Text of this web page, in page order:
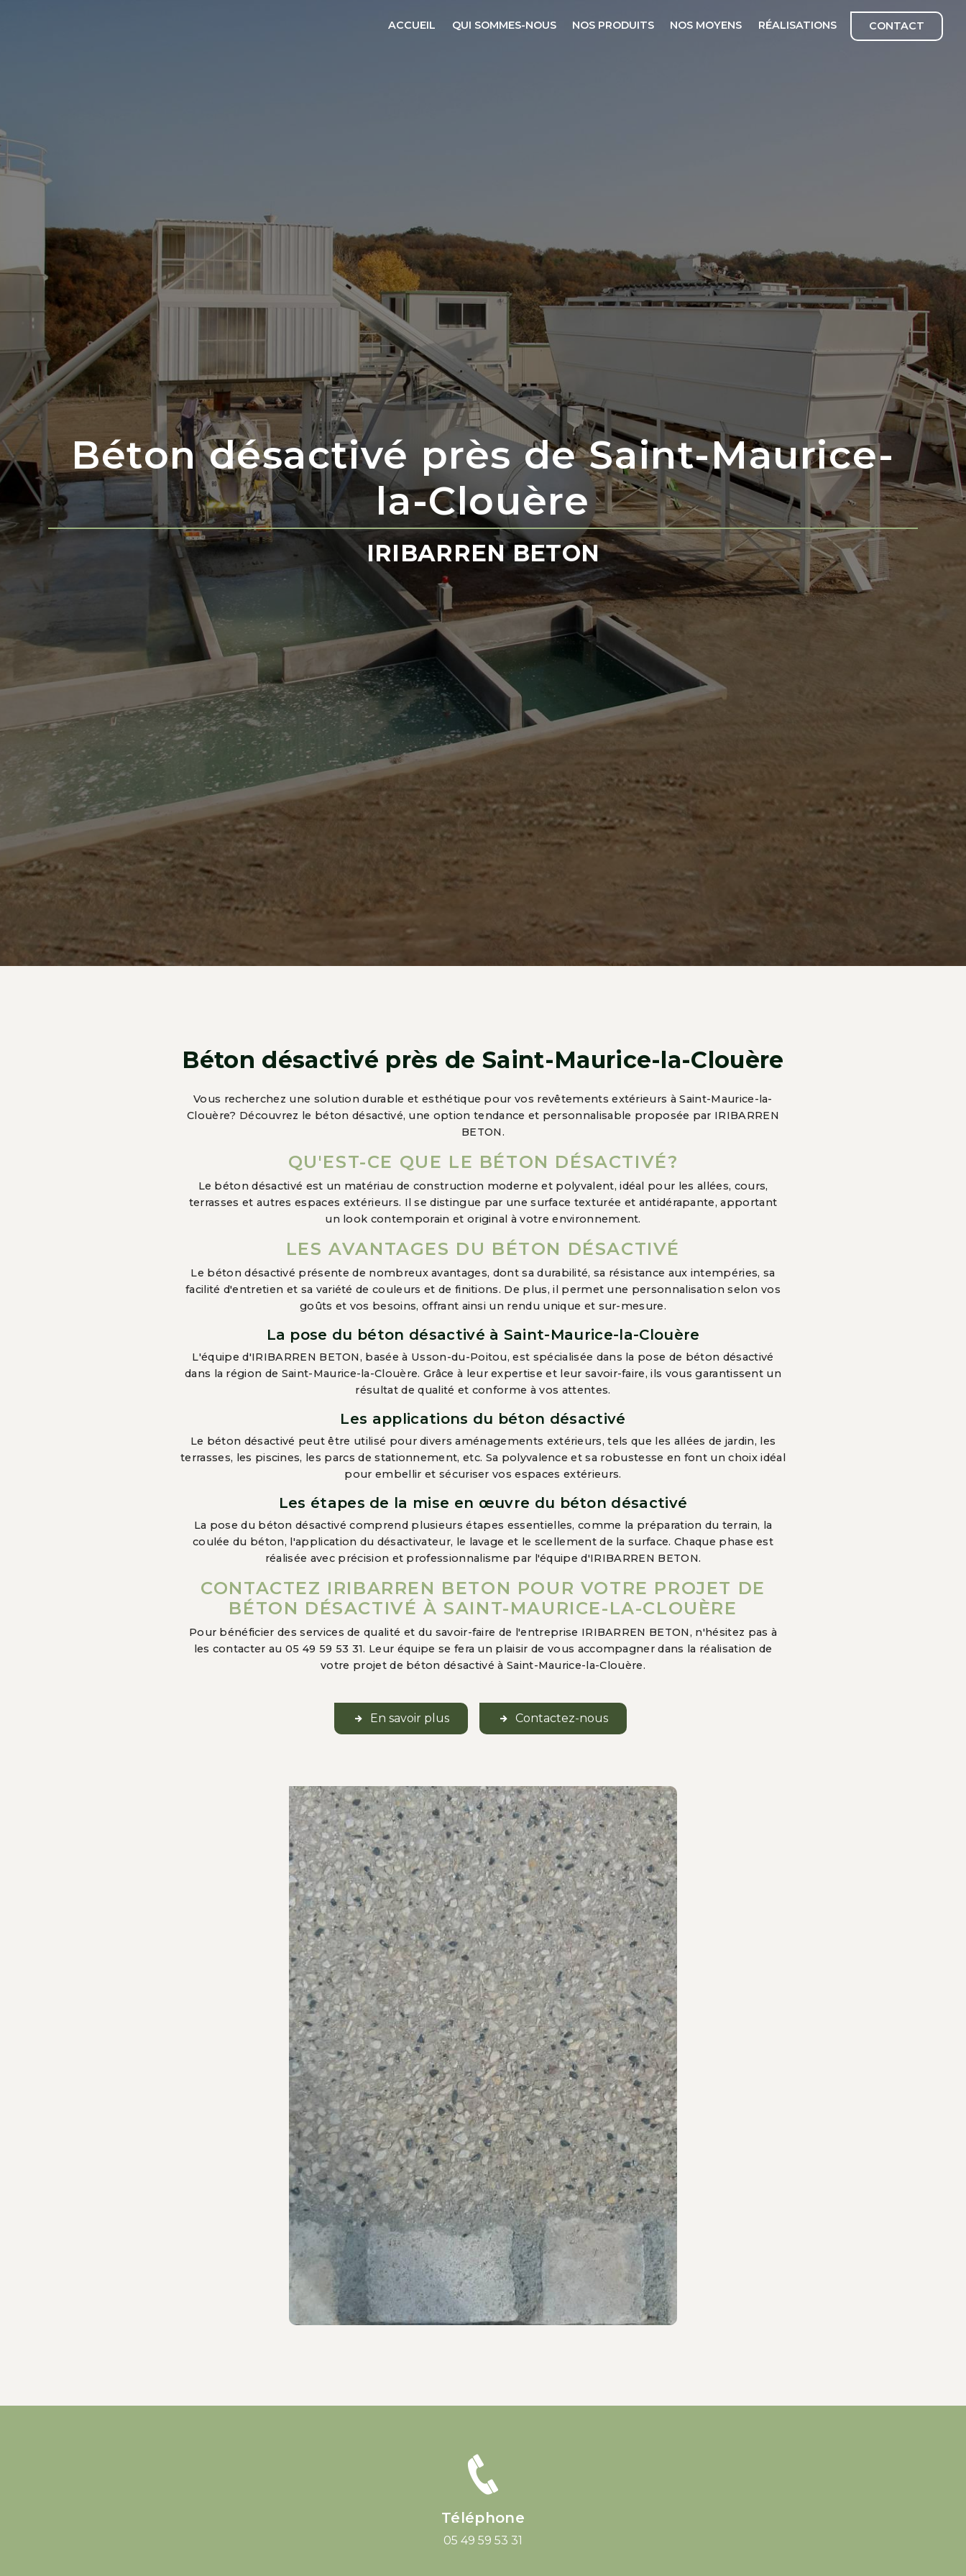
ACCUEIL QUI SOMMES-NOUS NOS PRODUITS NOS MOYENS RÉALISATIONS CONTACT
Béton désactivé près de Saint-Maurice-
la-Clouère
IRIBARREN BETON
Béton désactivé près de Saint-Maurice-la-Clouère
Vous recherchez une solution durable et esthétique pour vos revêtements extérieurs à Saint-Maurice-la-
Clouère? Découvrez le béton désactivé, une option tendance et personnalisable proposée par IRIBARREN
BETON.
QU'EST-CE QUE LE BÉTON DÉSACTIVÉ?
Le béton désactivé est un matériau de construction moderne et polyvalent, idéal pour les allées, cours,
terrasses et autres espaces extérieurs. Il se distingue par une surface texturée et antidérapante, apportant
un look contemporain et original à votre environnement.
LES AVANTAGES DU BÉTON DÉSACTIVÉ
Le béton désactivé présente de nombreux avantages, dont sa durabilité, sa résistance aux intempéries, sa
facilité d'entretien et sa variété de couleurs et de finitions. De plus, il permet une personnalisation selon vos
goûts et vos besoins, offrant ainsi un rendu unique et sur-mesure.
La pose du béton désactivé à Saint-Maurice-la-Clouère
L'équipe d'IRIBARREN BETON, basée à Usson-du-Poitou, est spécialisée dans la pose de béton désactivé
dans la région de Saint-Maurice-la-Clouère. Grâce à leur expertise et leur savoir-faire, ils vous garantissent un
résultat de qualité et conforme à vos attentes.
Les applications du béton désactivé
Le béton désactivé peut être utilisé pour divers aménagements extérieurs, tels que les allées de jardin, les
terrasses, les piscines, les parcs de stationnement, etc. Sa polyvalence et sa robustesse en font un choix idéal
pour embellir et sécuriser vos espaces extérieurs.
Les étapes de la mise en œuvre du béton désactivé
La pose du béton désactivé comprend plusieurs étapes essentielles, comme la préparation du terrain, la
coulée du béton, l'application du désactivateur, le lavage et le scellement de la surface. Chaque phase est
réalisée avec précision et professionnalisme par l'équipe d'IRIBARREN BETON.
CONTACTEZ IRIBARREN BETON POUR VOTRE PROJET DE
BÉTON DÉSACTIVÉ À SAINT-MAURICE-LA-CLOUÈRE
Pour bénéficier des services de qualité et du savoir-faire de l'entreprise IRIBARREN BETON, n'hésitez pas à
les contacter au 05 49 59 53 31. Leur équipe se fera un plaisir de vous accompagner dans la réalisation de
votre projet de béton désactivé à Saint-Maurice-la-Clouère.
En savoir plus Contactez-nous
Téléphone
05 49 59 53 31